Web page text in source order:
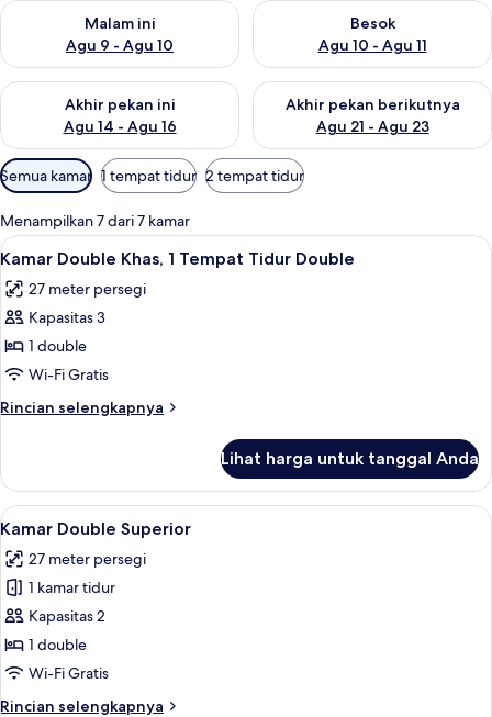
Malam ini
Agu 9 - Agu 10
Periksa ketersediaan untuk malam ini Agu 9 - Agu 10
Besok
Agu 10 - Agu 11
Periksa ketersediaan untuk
Akhir pekan ini
Agu 14 - Agu 16
Periksa ketersediaan untuk akhir pekan ini Agu 14 - Agu 16
Akhir pekan berikutnya
Agu 21 - Agu 23
Periksa ketersediaan untuk
Filter
tersedia
untuk
kamar
Semua kamar 1 tempat tidur 2 tempat tidur
Menampilkan 7 dari 7 kamar
Lihat
semua
foto
untuk
Kamar
Double
Khas,
1
Tidur
Double
Kamar Double Khas, 1 Tempat
5
Kamar Double Khas, 1 Tempat Tidur Double
27 meter persegi
Kapasitas 3
1 double
Wi-Fi Gratis
Rincian selengkapnya
Rincian
Kamar
Double
Khas,
Tempat
Tidur
Lihat harga untuk tanggal Anda
Lihat
semua
foto
untuk
Kamar
Double
Superior
Brankas, meja kerja, ruang kerja
4
Kamar Double Superior
27 meter persegi
1 kamar tidur
Kapasitas 2
1 double
Wi-Fi Gratis
Rincian selengkapnya
Rincian